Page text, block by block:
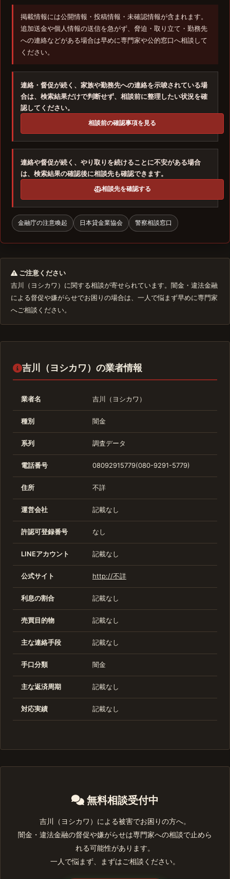
掲載情報には公開情報・投稿情報・未確認情報が含まれます。
追加送金や個人情報の送信を急がず、脅迫・取り立て・勤務先
への連絡などがある場合は早めに専門家や公的窓口へ相談して
ください。
連絡・督促が続く、家族や勤務先への連絡を示唆されている場
合は、検索結果だけで判断せず、相談前に整理したい状況を確
認してください。
相談前の確認事項を見る
連絡や督促が続く、やり取りを続けることに不安がある場合
は、検索結果の確認後に相談先も確認できます。
相談先を確認する
金融庁の注意喚起 日本貸金業協会 警察相談窓口
ご注意ください
吉川（ヨシカワ）に関する相談が寄せられています。闇金・違法金融
による督促や嫌がらせでお困りの場合は、一人で悩まず早めに専門家
へご相談ください。
吉川（ヨシカワ）の業者情報
業者名 吉川（ヨシカワ）
種別 闇金
系列 調査データ
電話番号 08092915779(080-9291-5779)
住所 不詳
運営会社 記載なし
許認可登録番号 なし
LINEアカウント 記載なし
公式サイト http://不詳
利息の割合 記載なし
売買目的物 記載なし
主な連絡手段 記載なし
手口分類 闇金
主な返済周期 記載なし
対応実績 記載なし
無料相談受付中
吉川（ヨシカワ）による被害でお困りの方へ。
闇金・違法金融の督促や嫌がらせは専門家への相談で止めら
れる可能性があります。
一人で悩まず、まずはご相談ください。